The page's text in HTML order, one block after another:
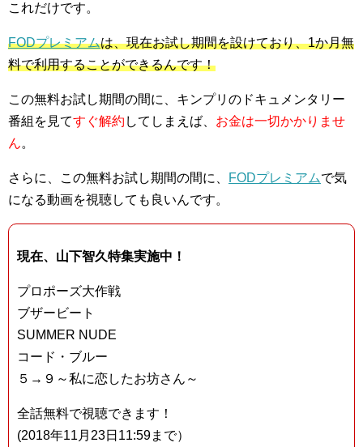
これだけです。
FODプレミアムは、現在お試し期間を設けており、1か月無
料で利用することができるんです！
この無料お試し期間の間に、キンプリのドキュメンタリー
番組を見てすぐ解約 してしまえば、 お金は一切かかりませ
ん。
さらに、この無料お試し期間の間に、 FODプレミアムで気
になる動画を視聴しても良いんです。
現在、山下智久特集実施中！
プロポーズ大作戦
ブザービート
SUMMER NUDE
コード・ブルー
５→９～私に恋したお坊さん～
全話無料で視聴できます！
(2018年11月23日11:59まで）